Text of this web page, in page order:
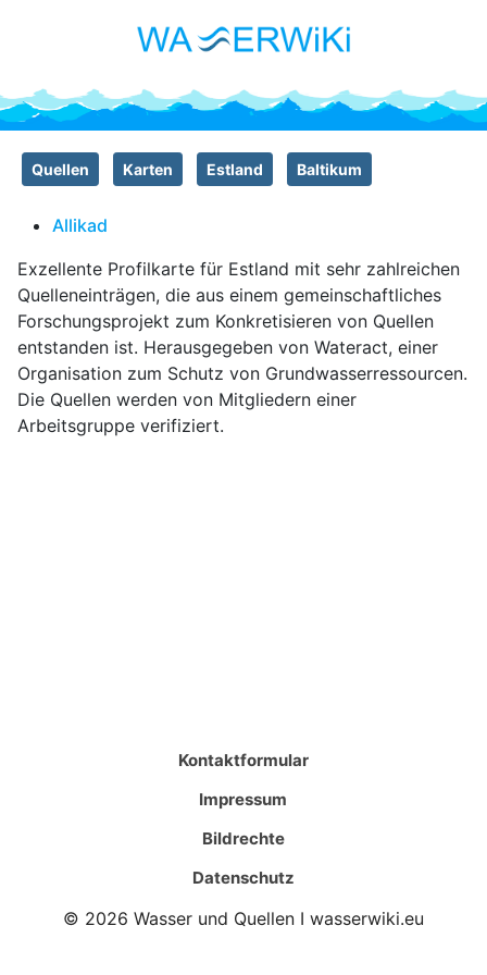
Quellen Karten Estland Baltikum
Allikad
Exzellente Profilkarte für Estland mit sehr zahlreichen
Quelleneinträgen, die aus einem gemeinschaftliches
Forschungsprojekt zum Konkretisieren von Quellen
entstanden ist. Herausgegeben von Wateract, einer
Organisation zum Schutz von Grundwasserressourcen.
Die Quellen werden von Mitgliedern einer
Arbeitsgruppe verifiziert.
Kontaktformular
Impressum
Bildrechte
Datenschutz
© 2026 Wasser und Quellen I wasserwiki.eu